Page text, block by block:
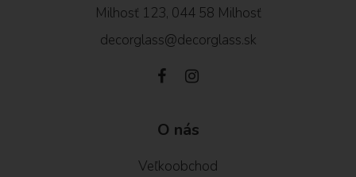
Milhosť 123, 044 58 Milhosť
decorglass@decorglass.sk
O nás
Veľkoobchod